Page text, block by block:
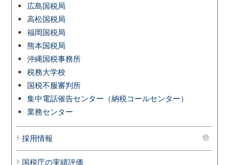
広島国税局
高松国税局
福岡国税局
熊本国税局
沖縄国税事務所
税務大学校
国税不服審判所
集中電話催告センター（納税コールセンター）
業務センター
採用情報
国税庁の実績評価